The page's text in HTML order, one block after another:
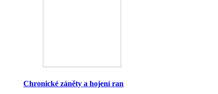
Chronické záněty a hojení ran